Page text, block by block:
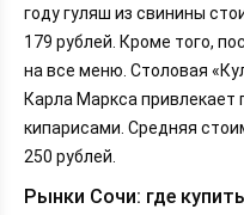
году гуляш из свинины
179 рублей. Кроме того,
на все меню. Столовая
Карла Маркса
кипарисами. Средняя
250 рублей.
Рынки Сочи: где